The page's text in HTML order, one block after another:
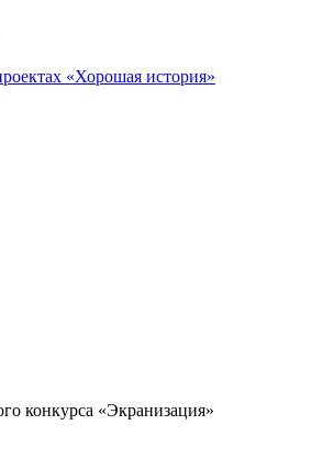
«Хорошая история»
конкурса «Экранизация»